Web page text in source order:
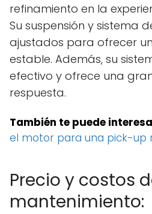
refinamiento en la
Su suspensión y sistema
ajustados para ofrecer
estable. Además, su
efectivo y ofrece una
respuesta.
También te puede
el motor para una pick-up
Precio y costos
mantenimiento: